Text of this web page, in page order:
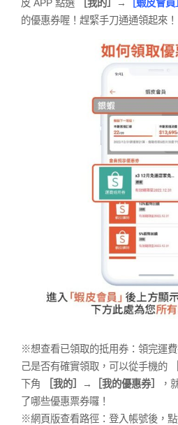
皮 APP 點選
［我的］ → ［蝦皮會員
的優惠券喔！趕緊手刀通通領起來！
※想查看已領取的抵用券：領完運
己是否有確實領取，可以從手機的
下角
［我的］ → ［我的優惠券］
，
了哪些優惠票券囉！
※網頁版查看路徑：登入帳號後，